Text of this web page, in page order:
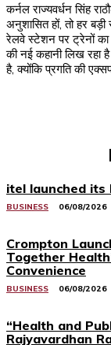
कर्नल राज्यवर्धन सिंह
अनुशासित हों, तो हर
रेलवे स्टेशन पर ट्रेनों का
की नई कहानी लिख
है, क्योंकि प्रगति की
itel launched its
BUSINESS 06/08/2026
Crompton
Together
Convenience
BUSINESS 06/08/2026
“Health and
Rajyavardhan